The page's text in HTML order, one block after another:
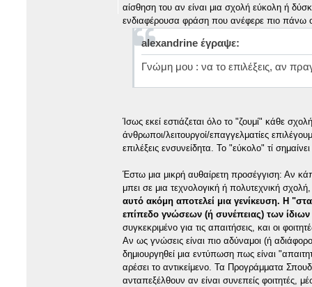
αίσθηση του αν είναι μια σχολή εύκολη ή
ενδιαφέρουσα φράση που ανέφερε πιο πάνω
alexandrine έγραψε:
Γνώμη μου : να το επιλέξεις, αν
Ίσως εκεί εστιάζεται όλο το "ζουμί" κάθε
άνθρωποι/λειτουργοί/επαγγελματίες
επιλέξεις ενσυνείδητα. Το "εύκολο" τί
Έστω μια μικρή αυθαίρετη προσέγγιση: Αν
μπει σε μια τεχνολογική ή πολυτεχνική
αυτό ακόμη αποτελεί μια γενίκευση. Η
επίπεδο γνώσεων (ή συνέπειας) των
συγκεκριμένο για τις απαιτήσεις, και οι
Αν ως γνώσεις είναι πιο αδύναμοι (ή
δημιουργηθεί μια εντύπωση πως είναι
αρέσει το αντικείμενο. Τα Προγράμματα
ανταπεξέλθουν αν είναι συνεπείς φοιτητές,